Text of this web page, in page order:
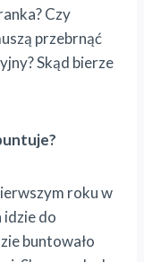
Czy
przebrnąć
Skąd bierze
roku w
idzie do
buntowało